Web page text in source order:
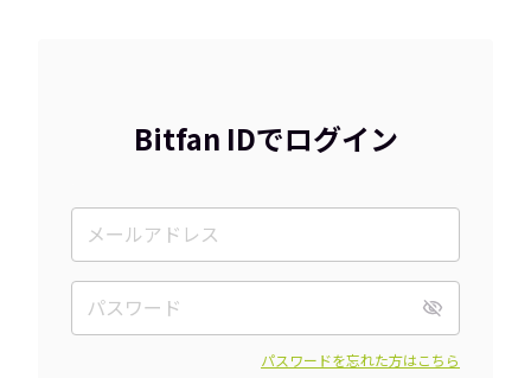
Bitfan IDでログイン
パスワードを忘れた方はこちら